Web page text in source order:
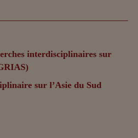
interdisciplinaires sur
sur l’Asie du Sud